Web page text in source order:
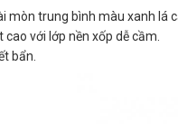
trung bình màu xanh lá
với lớp nền xốp dễ cầm.
bẩn.